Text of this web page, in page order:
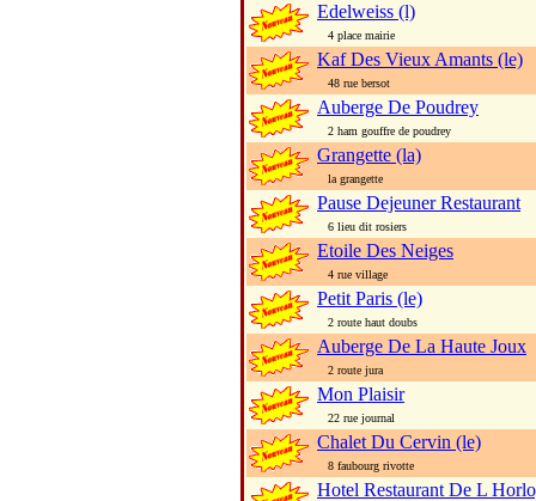
Edelweiss (l)
4 place mairie
Kaf Des Vieux Amants (le)
48 rue bersot
Auberge De Poudrey
2 ham gouffre de poudrey
Grangette (la)
la grangette
Pause Dejeuner Restaurant
6 lieu dit rosiers
Etoile Des Neiges
4 rue village
Petit Paris (le)
2 route haut doubs
Auberge De La Haute Joux
2 route jura
Mon Plaisir
22 rue journal
Chalet Du Cervin (le)
8 faubourg rivotte
Hotel Restaurant De L